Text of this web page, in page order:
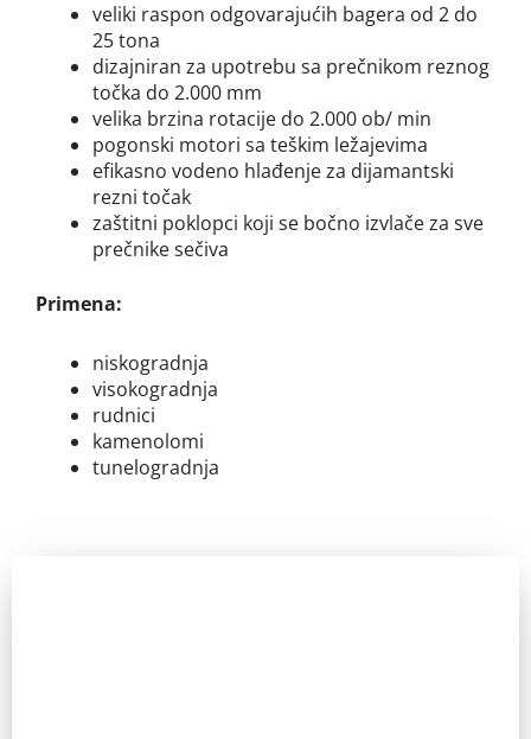
veliki raspon odgovarajućih bagera od 2 do
25 tona
dizajniran za upotrebu sa prečnikom reznog
točka do 2.000 mm
velika brzina rotacije do 2.000 ob/ min
pogonski motori sa teškim ležajevima
efikasno vodeno hlađenje za dijamantski
rezni točak
zaštitni poklopci koji se bočno izvlače za sve
prečnikesečiva
Primena:
niskogradnja
visokogradnja
rudnici
kamenolomi
tunelogradnja